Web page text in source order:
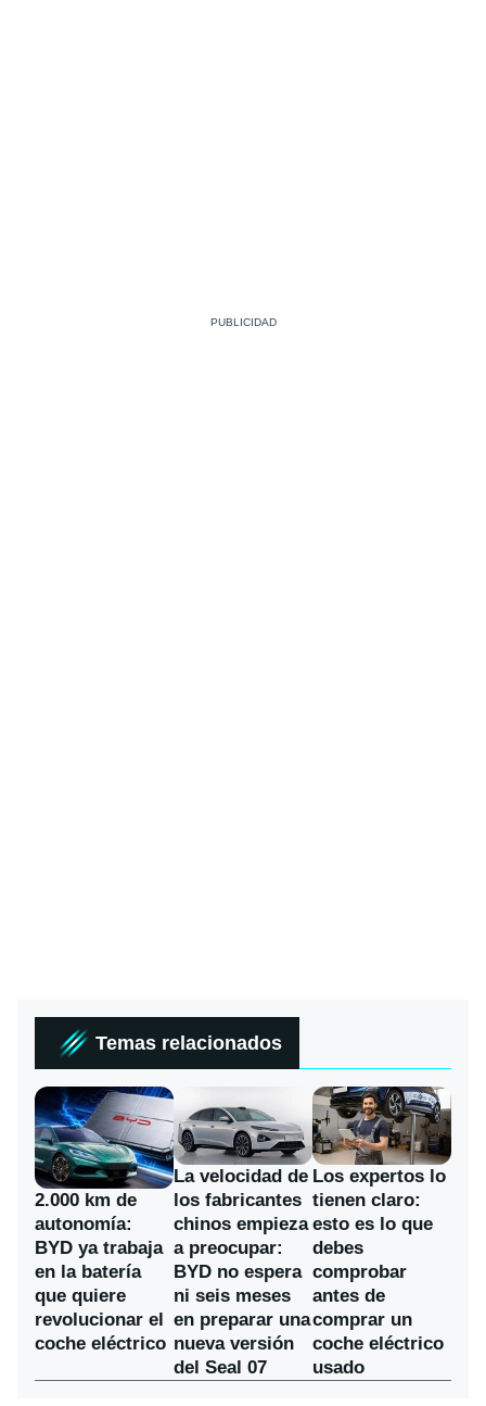
Temas relacionados
2.000 km de
autonomía:
BYD ya trabaja
en la batería
que quiere
revolucionar el
coche eléctrico
La velocidad de
los fabricantes
chinos empieza
a preocupar:
BYD no espera
ni seis meses
en preparar una
nueva versión
del Seal 07
Los expertos lo
tienen claro:
esto es lo que
debes
comprobar
antes de
comprar un
coche eléctrico
usado